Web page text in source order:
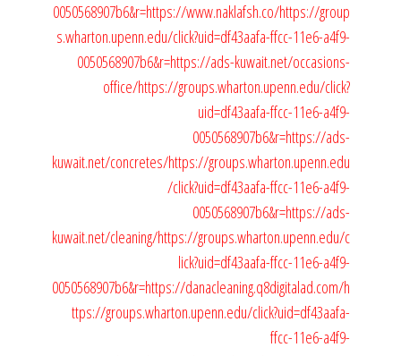
0050568907b6&r=https://www.naklafsh.co/https://group
s.wharton.upenn.edu/click?uid=df43aafa-ffcc-11e6-a4f9-
0050568907b6&r=https://ads-kuwait.net/occasions-
office/https://groups.wharton.upenn.edu/click?
uid=df43aafa-ffcc-11e6-a4f9-
0050568907b6&r=https://ads-
kuwait.net/concretes/https://groups.wharton.upenn.edu
/click?uid=df43aafa-ffcc-11e6-a4f9-
0050568907b6&r=https://ads-
kuwait.net/cleaning/https://groups.wharton.upenn.edu/c
lick?uid=df43aafa-ffcc-11e6-a4f9-
0050568907b6&r=https://danacleaning.q8digitalad.com/h
ttps://groups.wharton.upenn.edu/click?uid=df43aafa-
ffcc-11e6-a4f9-